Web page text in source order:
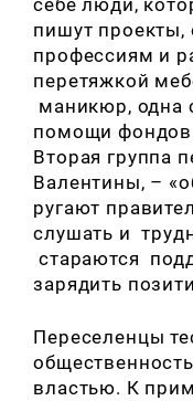
себе люди,
пишут
профессиям и
перетяжкой
маникюр, одна
помощи фондов
Вторая группа
Валентины, –
ругают
слушать и
стараются
зарядить
Переселенцы
властью. К